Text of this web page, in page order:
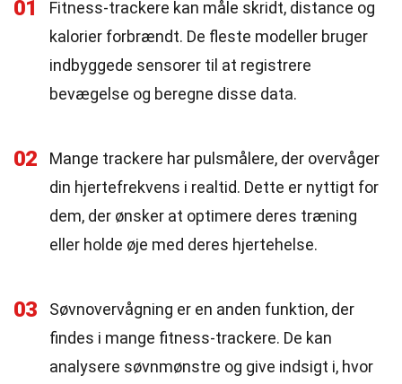
01
Fitness-trackere kan måle skridt, distance og
kalorier forbrændt. De fleste modeller bruger
indbyggede sensorer til at registrere
bevægelse og beregne disse data.
02
Mange trackere har pulsmålere, der overvåger
din hjertefrekvens i realtid. Dette er nyttigt for
dem, der ønsker at optimere deres træning
eller holde øje med deres hjertehelse.
03
Søvnovervågning er en anden funktion, der
findes i mange fitness-trackere. De kan
analysere søvnmønstre og give indsigt i, hvor